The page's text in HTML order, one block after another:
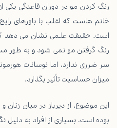
رنگ کردن مو در دوران قاعدگی یکی
خانم هاست که اغلب با باورهای
است. حقیقت علمی نشان می دهد
رنگ گرفتن مو نمی شود و به طور
سر ضرری ندارد، اما نوسانات
میزان حساسیت تأثیر بگذارد.
این موضوع، از دیرباز در میان
بوده است. بسیاری از افراد به دلیل